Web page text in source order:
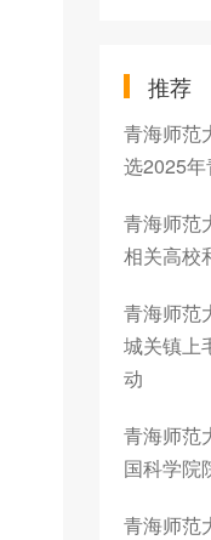
推荐
青海师范
选2025
青海师范
相关高校
青海师范
城关镇上
动
青海师范
国科学院
青海师范